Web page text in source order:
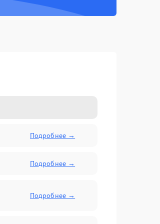
Подробнее →
Подробнее →
Подробнее →